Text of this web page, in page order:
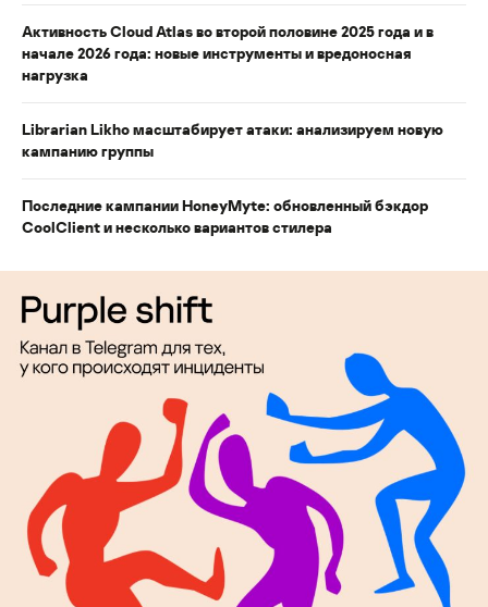
Активность Cloud Atlas во второй половине 2025 года и в
начале 2026 года: новые инструменты и вредоносная
нагрузка
Librarian Likho масштабирует атаки: анализируем новую
кампанию группы
Последние кампании HoneyMyte: обновленный бэкдор
CoolClient и несколько вариантов стилера